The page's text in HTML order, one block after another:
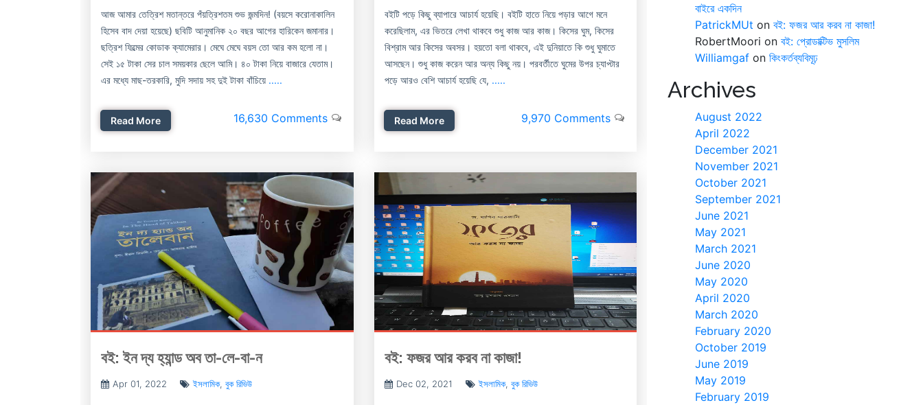
আজ আমার তেত্রিশ মতান্তরে পঁয়ত্রিশতম শুভ জন্মদিন! (বয়সে করোনাকালিন
হিসেব বাদ দেয়া হয়েছে) ছবিটি আনুমানিক ২০ বছর আগের হারিকেন জমানার।
ছত্রিশ ফিল্মের কোডাক ক্যামেরার। মেঘে মেঘে বয়স তো আর কম হলো না।
সেই ১৫ টাকা সের চাল সময়কার ছেলে আমি। ৪০ টাকা নিয়ে বাজারে যেতাম।
এর মধ্যে মাছ-তরকারি, মুদি সদায় সহ দুই টাকা বাঁচিয়ে .....
Read More 16,630 Comments
বইটি পড়ে কিছু ব্যাপারে আচার্য হয়েছি। বইটি হাতে নিয়ে পড়ার আগে মনে
করেছিলাম, এর ভিতরে লেখা থাকবে শুধু কাজ আর কাজ। কিসের ঘুম, কিসের
বিশ্রাম আর কিসের অবসর। হয়তো বলা থাকবে, এই দুনিয়াতে কি শুধু ঘুমাতে
আসছেন। শুধু কাজ করেন আর অন্য কিছু নয়। পরবর্তীতে ঘুমের উপর চ্যাপ্টার
পড়ে আরও বেশি আচার্য হয়েছি যে, .....
Read More 9,970 Comments
বই: ইন দ্য হ্যান্ড অব তা-লে-বা-ন
Apr 01, 2022 ইসলামিক, বুক রিভিউ
বই: ফজর আর করব না কাজা!
Dec 02, 2021 ইসলামিক, বুক রিভিউ
বাইরে একদিন
PatrickMUt on বই: ফজর আর করব না কাজা!
RobertMoori on বই: প্রোডাক্টিভ মুসলিম
Williamgaf on কিংকর্তব্যবিমূঢ়
Archives
August 2022
April 2022
December 2021
November 2021
October 2021
September 2021
June 2021
May 2021
March 2021
June 2020
May 2020
April 2020
March 2020
February 2020
October 2019
June 2019
May 2019
February 2019